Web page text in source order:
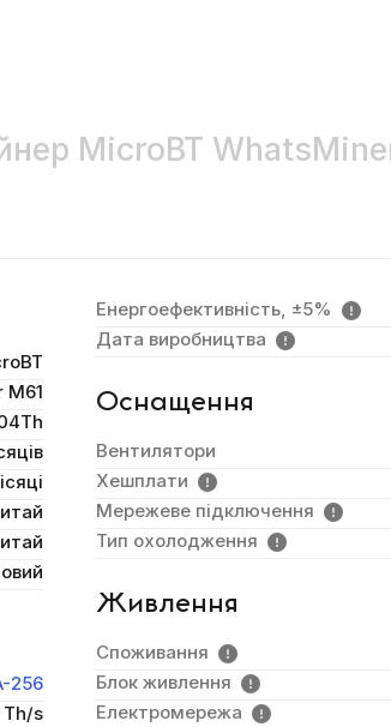
MicroBT
M61
256
s
Енергоефективність, ±5%
Дата виробництва
Оснащення
Вентилятори
Хешплати
Мережеве підключення
Тип охолодження
Живлення
Споживання
Блок живлення
Електромережа